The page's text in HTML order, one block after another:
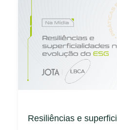
Resiliências e